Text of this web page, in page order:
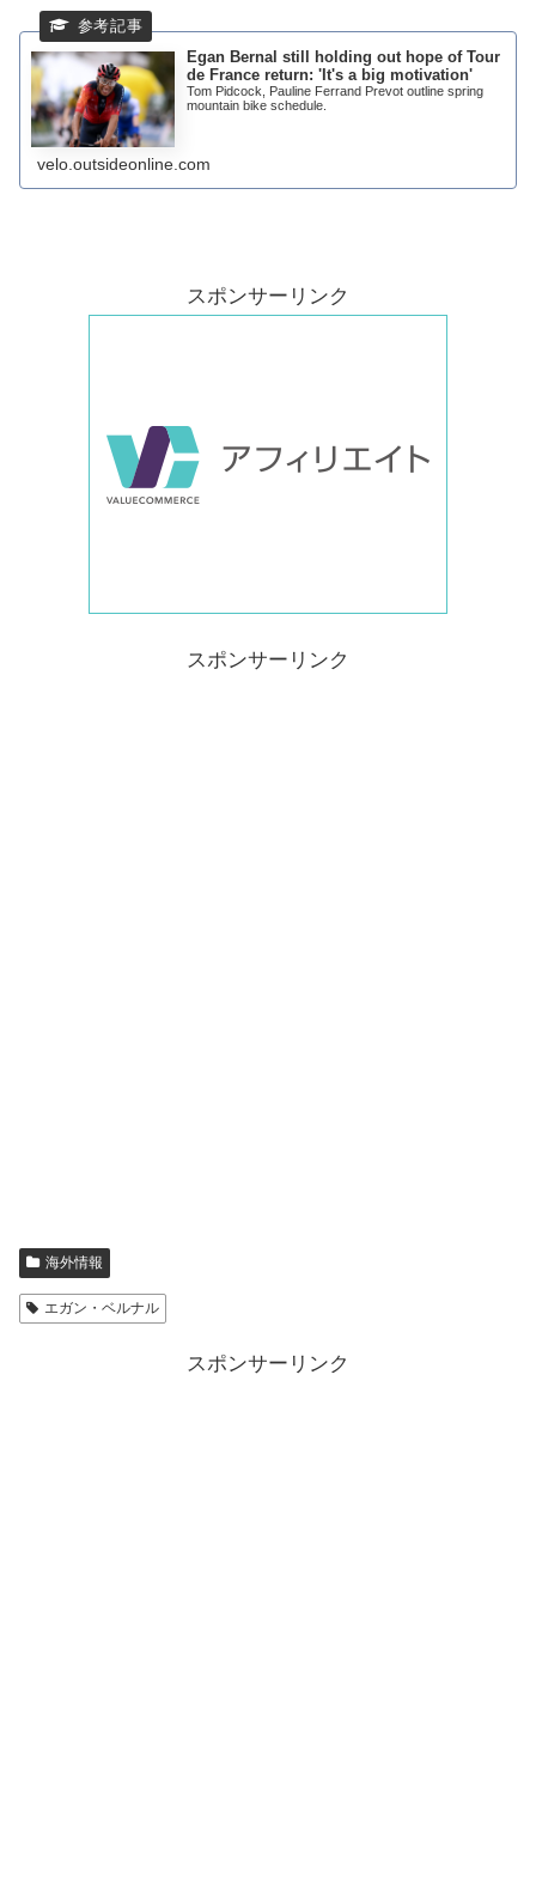
Egan Bernal still holding out hope of Tour
de France return: 'It's a big motivation'
Tom Pidcock, Pauline Ferrand Prevot outline spring
mountain bike schedule.
velo.outsideonline.com
スポンサーリンク
スポンサーリンク
海外情報
エガン・ベルナル
スポンサーリンク